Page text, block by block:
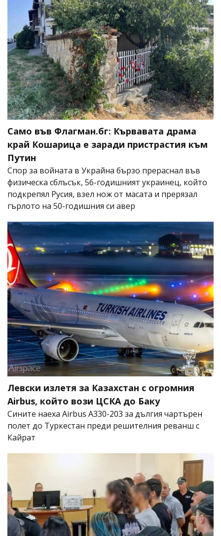
Само във Флагман.бг: Кървавата драма
край Кошарица е заради пристрастия към
Путин
Спор за войната в Украйна бързо прераснал във
физическа сблъсък, 56-годишният украинец, който
подкрепял Русия, взел нож от масата и прерязал
гърлото на 50-годишния си авер
Левски излетя за Казахстан с огромния
Airbus, който вози ЦСКА до Баку
Сините наеха Airbus A330-203 за дългия чартърен
полет до Туркестан преди решителния реванш с
Кайрат